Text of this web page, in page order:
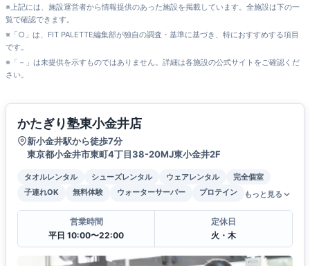
※上記には、施設運営者から情報提供のあった施設を掲載しています。全施設は下の一
覧で確認できます。
※「○」は、FIT PALETTE編集部が独自の調査・基準に基づき、特におすすめする項目
です。
※「－」は未提供を示すものではありません。詳細は各施設の公式サイトをご確認くだ
さい。
かたぎり塾東小金井店
新小金井駅から徒歩7分
東京都小金井市東町4丁目38-20MJ東小金井2F
タオルレンタル シューズレンタル ウェアレンタル
完全個室
子連れOK
無料体験 ウォーターサーバー プロテイン もっと見る
営業時間
平日 10:00〜22:00
定休日
火・木